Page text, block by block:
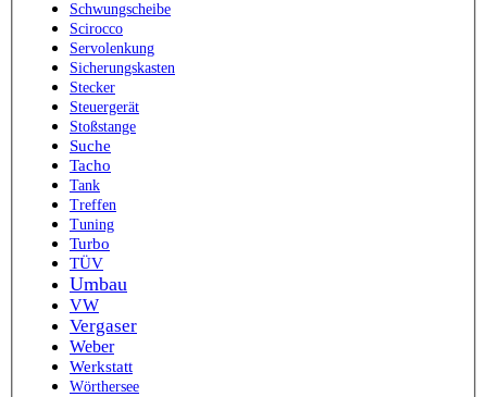
Schwungscheibe
Scirocco
Servolenkung
Sicherungskasten
Stecker
Steuergerät
Stoßstange
Suche
Tacho
Tank
Treffen
Tuning
Turbo
TÜV
Umbau
VW
Vergaser
Weber
Werkstatt
Wörthersee